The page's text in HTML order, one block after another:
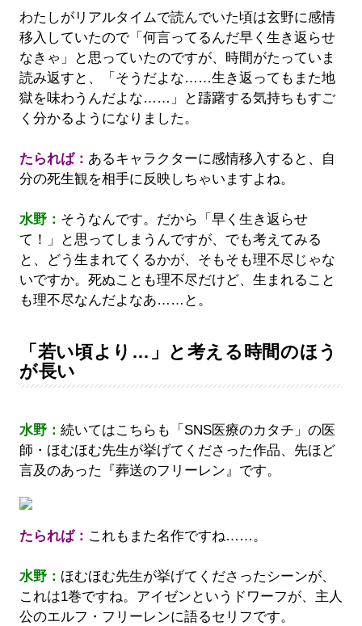
わたしがリアルタイムで読んでいた頃は玄野に感情
移入していたので「何言ってるんだ早く生き返らせ
なきゃ」と思っていたのですが、時間がたっていま
読み返すと、「そうだよな……生き返ってもまた地
獄を味わうんだよな……」と躊躇する気持ちもすご
く分かるようになりました。
たられば： あるキャラクターに感情移入すると、自
分の死生観を相手に反映しちゃいますよね。
水野： そうなんです。だから「早く生き返らせ
て！」と思ってしまうんですが、でも考えてみる
と、どう生まれてくるかが、そもそも理不尽じゃな
いですか。死ぬことも理不尽だけど、生まれること
も理不尽なんだよなあ……と。
「若い頃より…」と考える時間のほう
が長い
水野： 続いてはこちらも「SNS医療のカタチ」の医
師・ほむほむ先生が挙げてくださった作品、先ほど
言及のあった『葬送のフリーレン』です。
たられば： これもまた名作ですね……。
水野： ほむほむ先生が挙げてくださったシーンが、
これは1巻ですね。アイゼンというドワーフが、主人
公のエルフ・フリーレンに語るセリフです。